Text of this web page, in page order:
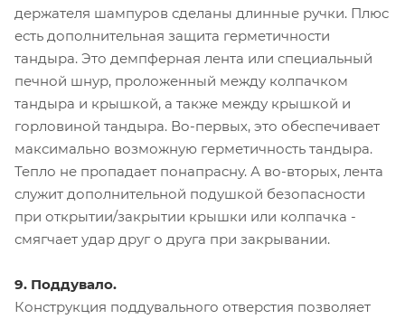
держателя шампуров сделаны длинные ручки. Плюс
есть дополнительная защита герметичности
тандыра. Это демпферная лента или специальный
печной шнур, проложенный между колпачком
тандыра и крышкой, а также между крышкой и
горловиной тандыра. Во-первых, это обеспечивает
максимально возможную герметичность тандыра.
Тепло не пропадает понапрасну. А во-вторых, лента
служит дополнительной подушкой безопасности
при открытии/закрытии крышки или колпачка -
смягчает удар друг о друга при закрывании.
9. Поддувало.
Конструкция поддувального отверстия позволяет